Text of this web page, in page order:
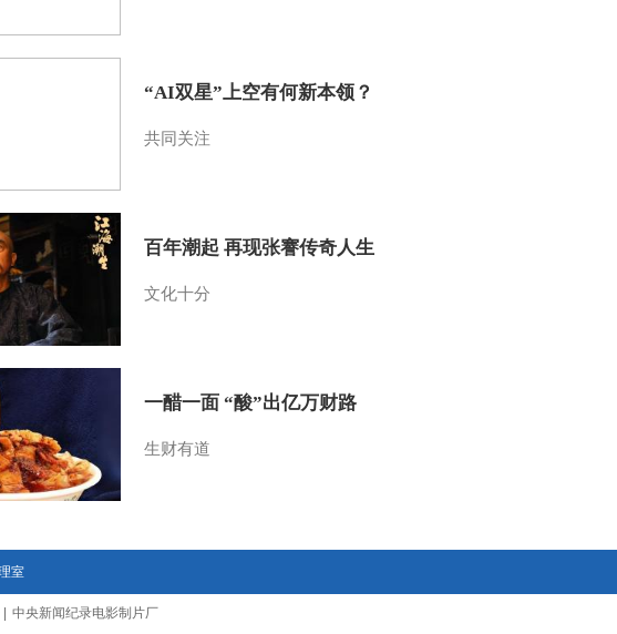
“AI双星”上空有何新本领？
共同关注
百年潮起 再现张謇传奇人生
文化十分
一醋一面 “酸”出亿万财路
生财有道
室
中央新闻纪录电影制片厂